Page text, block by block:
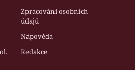
Zpracování osobních
údajů
Nápověda
Redakce